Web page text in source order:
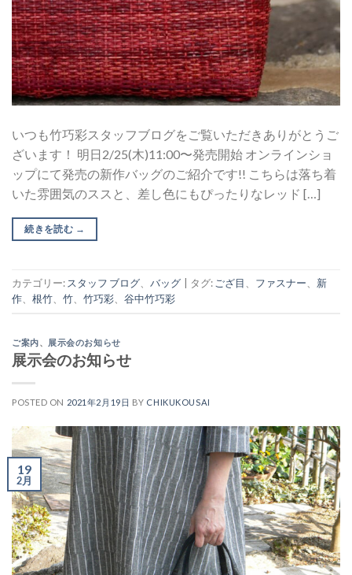
いつも竹巧彩スタッフブログをご覧いただきありがとうご
ざいます！ 明日2/25(木)11:00〜発売開始 オンラインショ
ップにて発売の新作バッグのご紹介です!! こちらは落ち着
いた雰囲気のススと、差し色にもぴったりなレッド […]
続きを読む →
カテゴリー: スタッフ ブログ バッグ タグ: ござ目 ファスナー
新
作
根竹 竹 竹巧彩 谷中竹巧彩
ご案内、 展示会のお知らせ
展示会のお知らせ
POSTED ON 2021年2月19日 BY CHIKUKOUSAI
19
2月